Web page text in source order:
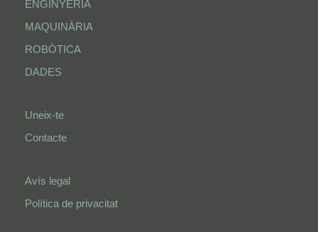
ENGINYERIA
MAQUINÀRIA
ROBÒTICA
DADES
Uneix-te
Contacte
Avís legal
Política de privacitat